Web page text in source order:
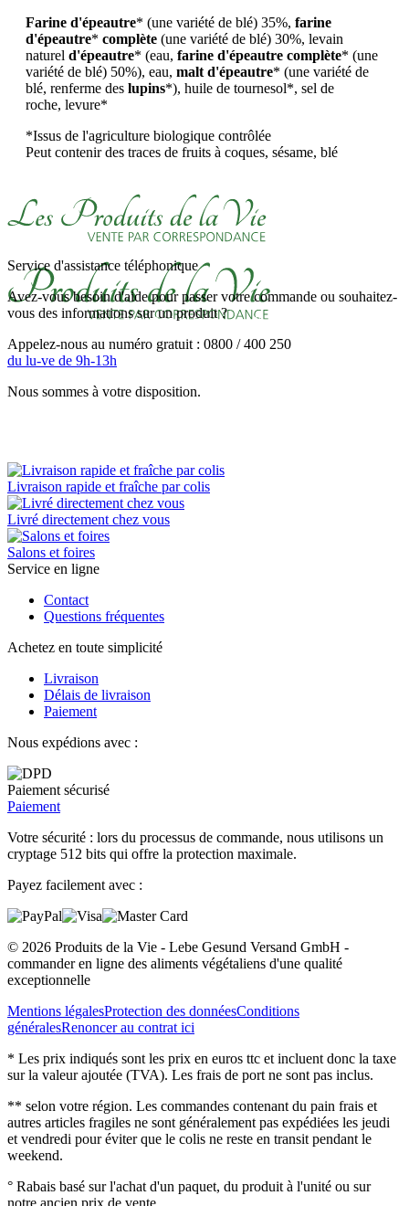
Farine d'épeautre* (une variété de blé) 35%, farine
d'épeautre* complète (une variété de blé) 30%, levain
naturel d'épeautre* (eau, farine d'épeautre complète* (une
variété de blé) 50%), eau, malt d'épeautre* (une variété de
blé, renferme des lupins*), huile de tournesol*, sel de
roche, levure*
*Issus de l'agriculture biologique contrôlée
Peut contenir des traces de fruits à coques, sésame, blé
Service d'assistance téléphonique
Avez-vous besoin d'aide pour passer votre commande ou souhaitez-
vous des informations sur un produit ?
Appelez-nous au numéro gratuit : 0800 / 400 250
du lu-ve de 9h-13h
Nous sommes à votre disposition.
Livraison rapide et fraîche par colis
Livré directement chez vous
Salons et foires
Service en ligne
Contact
Questions fréquentes
Achetez en toute simplicité
Livraison
Délais de livraison
Paiement
Nous expédions avec :
Paiement sécurisé
Paiement
Votre sécurité : lors du processus de commande, nous utilisons un
cryptage 512 bits qui offre la protection maximale.
Payez facilement avec :
© 2026 Produits de la Vie - Lebe Gesund Versand GmbH -
commander en ligne des aliments végétaliens d'une qualité
exceptionnelle
Mentions légalesProtection des donnéesConditions
généralesRenoncer au contrat ici
* Les prix indiqués sont les prix en euros ttc et incluent donc la taxe
sur la valeur ajoutée (TVA). Les frais de port ne sont pas inclus.
** selon votre région. Les commandes contenant du pain frais et
autres articles fragiles ne sont généralement pas expédiées les jeudi
et vendredi pour éviter que le colis ne reste en transit pendant le
weekend.
° Rabais basé sur l'achat d'un paquet, du produit à l'unité ou sur
notre ancien prix de vente.